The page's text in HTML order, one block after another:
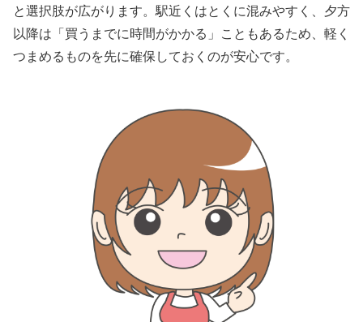
と選択肢が広がります。駅近くはとくに混みやすく、夕方
以降は「買うまでに時間がかかる」こともあるため、軽く
つまめるものを先に確保しておくのが安心です。